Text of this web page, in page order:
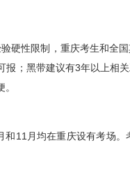
硬性限制，重庆考生和全
；黑带建议有3年以上相
11月均在重庆设有考场